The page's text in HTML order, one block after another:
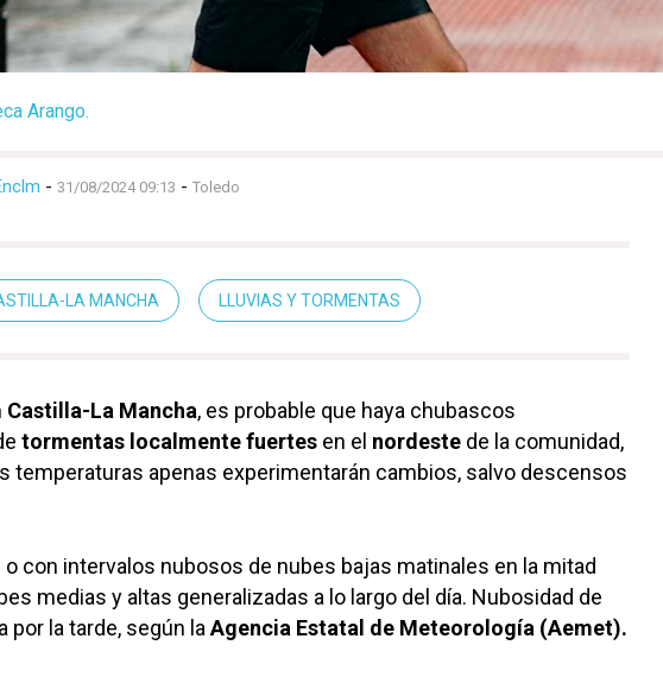
Arango.
- 31/08/2024 09:13 - Toledo
LA MANCHA LLUVIAS Y TORMENTAS
Castilla-La Mancha, es probable que haya chubascos
tormentas localmente fuertes en el nordeste de la comunidad,
temperaturas apenas experimentarán cambios, salvo descensos
con intervalos nubosos de nubes bajas matinales en la mitad
medias y altas generalizadas a lo largo del día. Nubosidad de
por la tarde, según la Agencia Estatal de Meteorología (Aemet).